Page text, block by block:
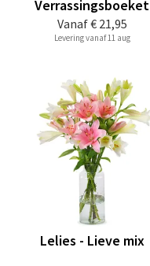
Vanaf€ 21,95
Verrassingsboeket
Levering vanaf 11 aug
Lelies - Lieve mix